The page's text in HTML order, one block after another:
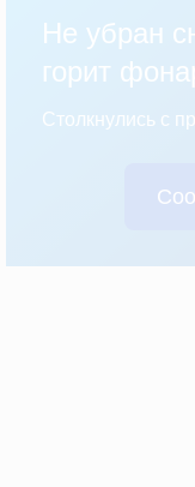
Не убран
горит
Столкнулись с